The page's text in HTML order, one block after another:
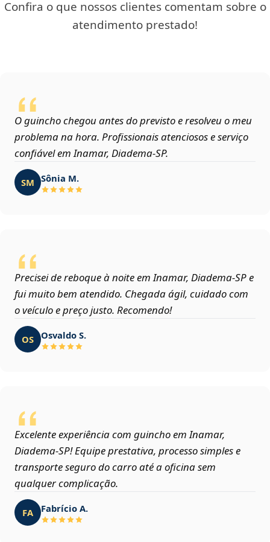
Confira o que nossos clientes comentam sobre o
atendimento prestado!
O guincho chegou antes do previsto e resolveu o meu
problema na hora. Profissionais atenciosos e serviço
confiável em Inamar, Diadema‑SP.
SM Sônia M.
Precisei de reboque à noite em Inamar, Diadema‑SP e
fui muito bem atendido. Chegada ágil, cuidado com
o veículo e preço justo. Recomendo!
OS Osvaldo S.
Excelente experiência com guincho em Inamar,
Diadema‑SP! Equipe prestativa, processo simples e
transporte seguro do carro até a oficina sem
qualquer complicação.
FA Fabrício A.